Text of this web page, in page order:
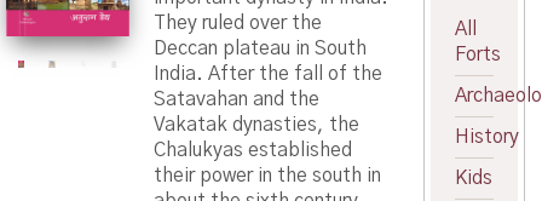
They ruled over the
Deccan plateau in South
India. After the fall of the
Satavahan and the
Vakatak dynasties, the
Chalukyas established
their power in the south in
All
Forts
History
Kids